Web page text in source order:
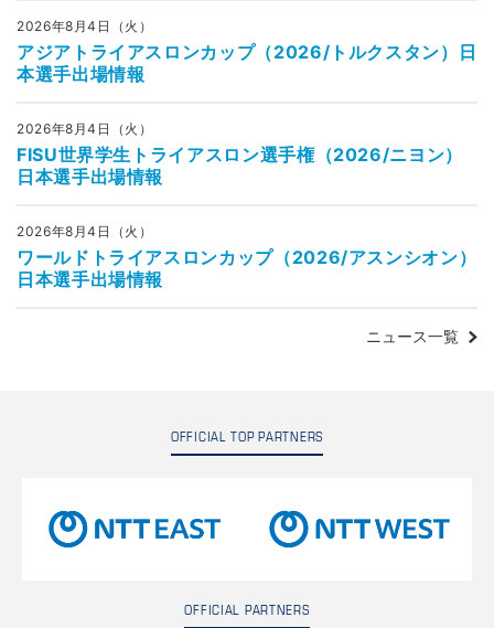
2026年8月4日（火）
アジアトライアスロンカップ（2026/トルクスタン）日
本選手出場情報
2026年8月4日（火）
FISU世界学生トライアスロン選手権（2026/ニヨン）
日本選手出場情報
2026年8月4日（火）
ワールドトライアスロンカップ（2026/アスンシオン）
日本選手出場情報
ニュース一覧
OFFICIAL TOP PARTNERS
OFFICIAL PARTNERS